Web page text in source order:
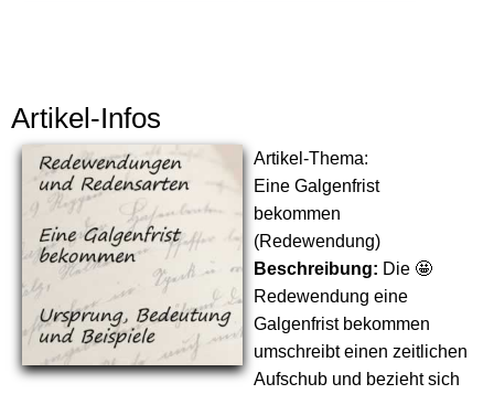
Artikel-Infos
Artikel-Thema:
Eine Galgenfrist
bekommen
(Redewendung)
Beschreibung: Die 🤩
Redewendung eine
Galgenfrist bekommen
umschreibt einen zeitlichen
Aufschub und bezieht sich